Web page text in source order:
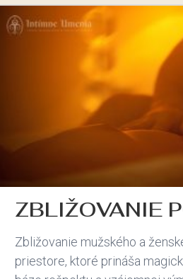
ZBLIŽOVANIE
Zbližovanie mužského a
priestore, ktoré prináša